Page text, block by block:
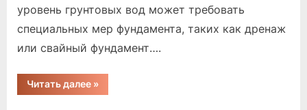
уровень грунтовых вод может требовать
специальных мер фундамента, таких как дренаж
или свайный фундамент….
Читать далее“какой
лучше
»